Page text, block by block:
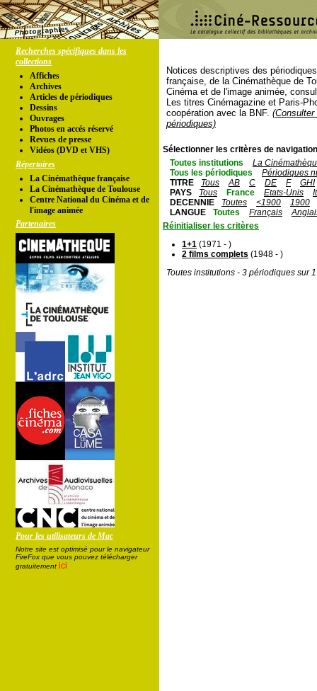
Recherches spécifiques dans les
collections
Affiches
Archives
Articles de périodiques
Dessins
Ouvrages
Photos en accés réservé
Revues de presse
Vidéos (DVD et VHS)
Répertoires
La Cinémathèque française
La Cinémathèque de Toulouse
Centre National du Cinéma et de
l'image animée
Partenaires
Pour les utilisateurs de Mac
Notre site est optimisé pour le navigateur
FireFox que vous pouvez télécharger
gratuitement ici
Notices descriptives des
française, de la Cinémathèque de
Cinéma et de l'image animée,
Les titres Cinémagazine et Paris-
coopération avec la BNF.
périodiques)
Sélectionner les critères de
Toutes institutions
La
Tous les périodiques
Périodiques
TITRE
Tous AB C DE F
GHI
PAYS
Tous France Etats-Unis
DECENNIE
Toutes <1900
1900
LANGUE
Toutes Français
Réinitialiser les critères
1+1 (1971 - )
2 films complets (1948 - )
Toutes institutions - 3 périodiques sur